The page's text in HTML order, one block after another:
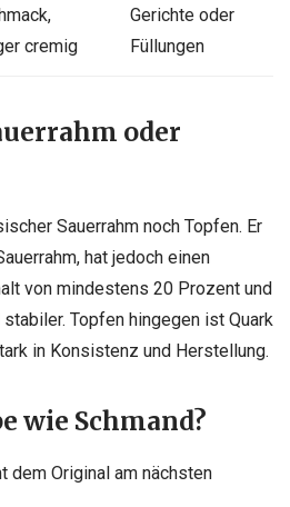
cremig
Gerichte oder
Füllungen
oder
Sauerrahm noch Topfen. Er
hat jedoch einen
von mindestens 20 Prozent und
Topfen hingegen ist Quark
in Konsistenz und Herstellung.
wie Schmand?
dem Original am nächsten